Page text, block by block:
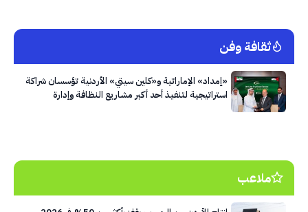
ثقافة وفن
«إمداد» الإماراتية و«كلين سيتي» الأردنية تؤسسان شراكة
استراتيجية لتنفيذ أحد أكبر مشاريع النظافة وإدارة
ملاعب